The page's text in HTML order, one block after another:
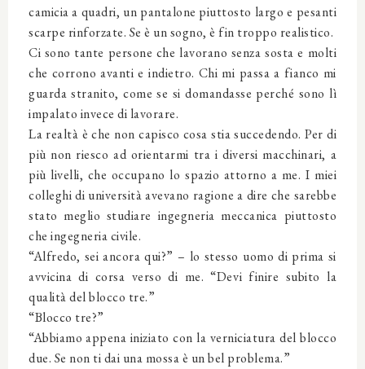
camicia a quadri, un pantalone piuttosto largo e pesanti
scarpe rinforzate. Se è un sogno, è fin troppo realistico.
Ci sono tante persone che lavorano senza sosta e molti
che corrono avanti e indietro. Chi mi passa a fianco mi
guarda stranito, come se si domandasse perché sono lì
impalato invece di lavorare.
La realtà è che non capisco cosa stia succedendo. Per di
più non riesco ad orientarmi tra i diversi macchinari, a
più livelli, che occupano lo spazio attorno a me. I miei
colleghi di università avevano ragione a dire che sarebbe
stato meglio studiare ingegneria meccanica piuttosto
che ingegneria civile.
“Alfredo, sei ancora qui?” – lo stesso uomo di prima si
avvicina di corsa verso di me. “Devi finire subito la
qualità del blocco tre.”
“Blocco tre?”
“Abbiamo appena iniziato con la verniciatura del blocco
due. Se non ti dai una mossa è un bel problema.”